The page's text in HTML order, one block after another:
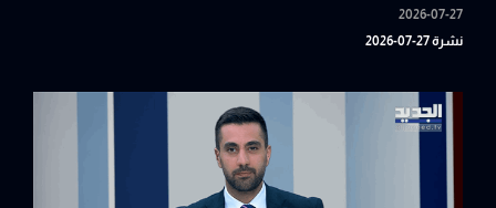
2026-07-27
نشرة 27-07-2026